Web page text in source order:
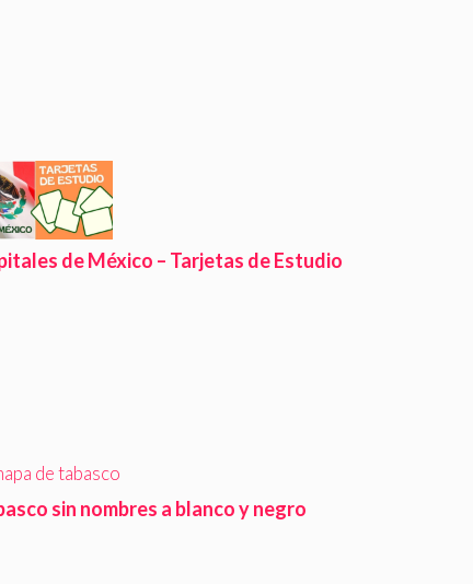
de México – Tarjetas de Estudio
sin nombres a blanco y negro